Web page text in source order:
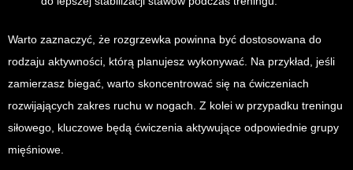
Warto zaznaczyć, że rozgrzewka powinna być dostosowana do
rodzaju aktywności, którą planujesz wykonywać. Na przykład, jeśli
zamierzasz biegać, warto skoncentrować się na ćwiczeniach
rozwijających zakres ruchu w nogach. Z kolei w przypadku treningu
siłowego, kluczowe będą ćwiczenia aktywujące odpowiednie grupy
mięśniowe.